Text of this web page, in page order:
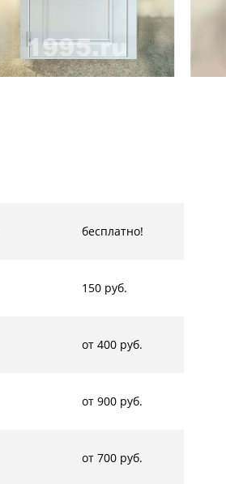
бесплатно!
150 руб.
от 400 руб.
от 900 руб.
от 700 руб.